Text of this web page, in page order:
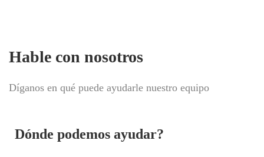
Hable con nosotros
Díganos en qué puede ayudarle nuestro equipo
Dónde podemos ayudar?